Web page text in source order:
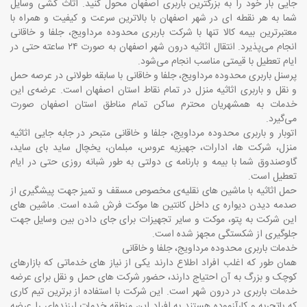
جایی بار خود را به بزرگترین باربری اصفهان محول کنید. اثاث کشی وسایل
شما به هر نقطه ای در شهر اصفهان با بالاترین سرعت و کیفیت و همراه با
معتبرترین بیمه کالا تنها با شرکت باربری محدوده مرداویج، جلفا و خاقانی
انجام می‌پذیرد. انتقال اثاثیه درون شهر اصفهان به صورت ۲۴ ساعته حتی در
ایام تعطیل با قیمتی مناسب انجام می‌شود.
پرسنل باربری محدوده مرداویج، جلفا و خاقانی با سابقه طولانی در عرصه حمل
و نقل و باربری اثاثیه منزل در تمام نقاط استان اصفهان است. عرضه‌ی این
خدمات به همشهریان محترم ساکن تمام مناطق استان اصفهان صورت
می‌گیرد.
اتوبار و باربری محدوده مرداویج، جلفا و خاقانی متبحر در جابه جایی اثاثیه
منزل، شرکت ها، ادارات، جهیزیه عروس، مبلمان، یخچال ساید بای ساید،
گاوصندوق شما با بیمه و بارنامه ی دولتی به طور شبانه روزی حتی در ایام
تعطیل است.
حمل اثاثیه با ماشین های نقلیه‌ی مخصوص مسقف و تمیزجهت پیشگیری از
صدمه دیدن دیواره ی داخل کانتین ها موکت فرش شده است. ماشین های
این شرکت به پتو، موکت و سایر تجهیزات برای جای دادن بین وسایل جهت
جلوگیری از شکستگی مجهز شده است.
خدمات باربری محدوده مرداویج، جلفا و خاقانی
همان طور که اغلب افراد اطلاع دارند یکی از نیاز های خدماتی که بازارهای
کوچک و بزرگ به آن احتیاج دارند، حضور شرکت های حمل و نقل برای عرضه
خدمات باربری در درون شهر است. این شرکت با استفاده از برترین تیم کاری